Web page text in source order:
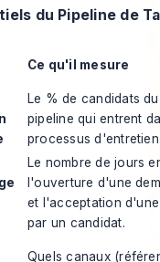
du Pipeline de
Ce qu'il mesure
Le % de candidats du
pipeline qui entrent
processus
Le nombre de jours
l'ouverture d'une
et l'acceptation
par un candidat.
Quels canaux